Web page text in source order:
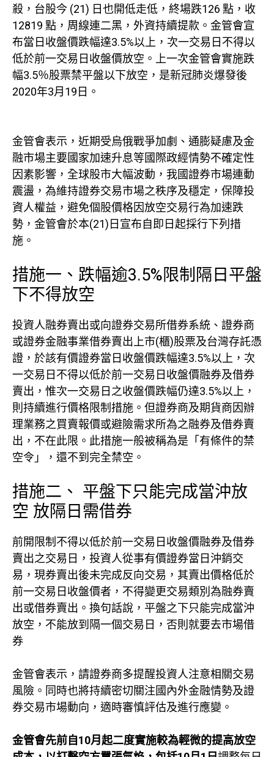
殺，台股今 (21) 日也開低走低，終場跌126 點，收
12819 點，周線連二黑，外資持續提款。金管會宣
布當日收盤價跌幅達3.5%以上，次一交易日不得以
低於前一交易日收盤價放空。上一次金管會實施跌
幅3.5％股票禁平盤以下放空，是新冠肺炎爆發後
2020年3月19日。
金管會表示，近期受烏俄戰爭加劇、通膨疑慮及金
融市場主要國家加速升息等國際政經情勢不確定性
因素影響，全球股市大幅波動，我國證券市場連動
震盪，為維持證券交易市場之秩序及穩定，保障投
資人權益，避免個股價格因放空交易行為加速跌
勢，金管會於本(21)日宣布自即日起採行下列措
施。
措施一、跌幅逾3.5%限制隔日平盤
下不得放空
投資人融券賣出或向證券交易所借券系統、證券商
或證券金融事業借券賣出上市(櫃)股票及台灣存託憑
證，於該有價證券當日收盤價跌幅達3.5%以上，次
一交易日不得以低於前一交易日收盤價融券及借券
賣出，惟次一交易日之收盤價跌幅仍達3.5%以上，
則持續進行價格限制措施。但證券商及期貨商因辦
理業務之買賣報價或避險需求所為之融券及借券賣
出，不在此限。此措施一般被稱為是「有條件的禁
空令」，還不到完全禁空。
措施二、 平盤下只能完成當沖放
空 放隔日需借券
前開限制不得以低於前一交易日收盤價融券及借券
賣出之交易日，投資人從事有價證券當日沖銷交
易，現券賣出後未完成反向交易，其賣出價格低於
前一交易日收盤價者，不得變更交易類別為融券賣
出或借券賣出。換句話說，平盤之下只能完成當沖
放空，不能放到隔一個交易日，否則就要去市場借
券
金管會表示，請證券商多提醒投資人注意相關交易
風險。同時也將持續密切關注國內外金融情勢及證
券交易市場動向，適時審慎評估及進行應變。
金管會先前自10月起二度實施較為輕微的提高放空